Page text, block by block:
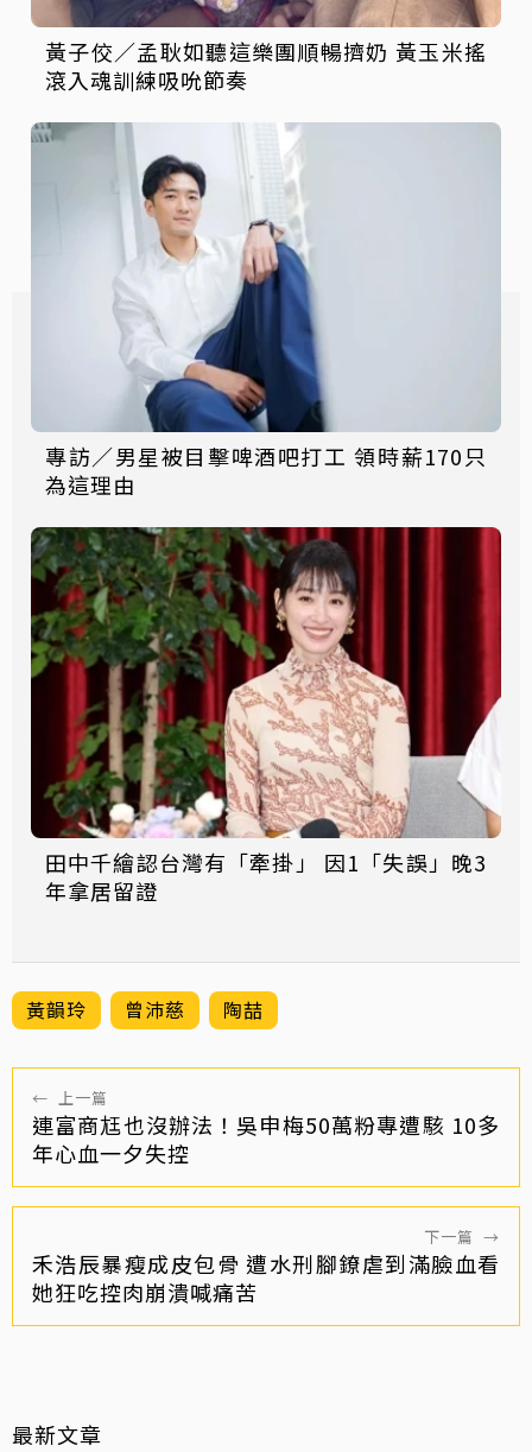
黃子佼／孟耿如聽這樂團順暢擠奶 黃玉米搖
滾入魂訓練吸吮節奏
專訪／男星被目擊啤酒吧打工 領時薪170只
為這理由
田中千繪認台灣有「牽掛」 因1「失誤」晚3
年拿居留證
黃韻玲 曾沛慈 陶喆
← 上一篇
連富商尪也沒辦法！吳申梅50萬粉專遭駭 10多
年心血一夕失控
下一篇 →
禾浩辰暴瘦成皮包骨 遭水刑腳鐐虐到滿臉血看
她狂吃控肉崩潰喊痛苦
最新文章